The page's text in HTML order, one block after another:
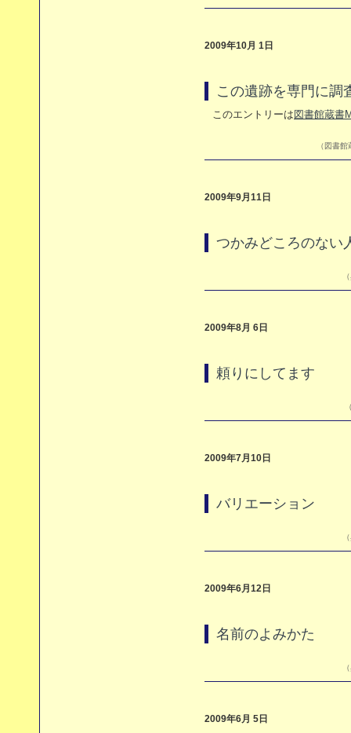
2009年10月 1日
この遺跡を専門に調
このエントリーは 図書館蔵書
（図書
2009年9月11日
つかみどころのな
2009年8月 6日
頼りにしてます
2009年7月10日
バリエーション
2009年6月12日
名前のよみかた
2009年6月 5日